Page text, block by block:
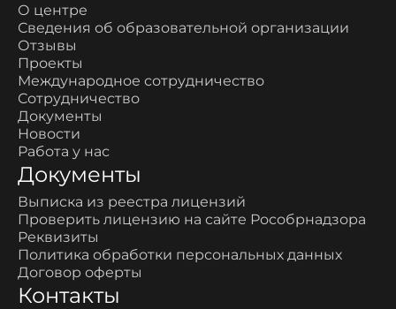
О центре
Сведения об образовательной организации
Отзывы
Проекты
Международное сотрудничество
Сотрудничество
Документы
Новости
Работа у нас
Документы
Выписка из реестра лицензий
Проверить лицензию на сайте Рособрнадзора
Реквизиты
Политика обработки персональных данных
Договор оферты
Контакты